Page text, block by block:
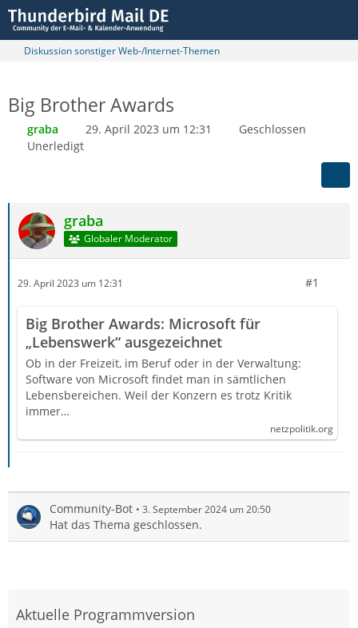
Diskussion sonstiger Web-/Internet-Themen
Big Brother Awards
graba 29. April 2023 um 12:31
Geschlossen
Unerledigt
graba
Globaler Moderator
29. April 2023 um 12:31 #1
Big Brother Awards: Microsoft für
„Lebenswerk“ ausgezeichnet
Ob in der Freizeit, im Beruf oder in der Verwaltung:
Software von Microsoft findet man in sämtlichen
Lebensbereichen. Weil der Konzern es trotz Kritik
immer…
netzpolitik.org
Community-Bot 3. September 2024 um 20:50
Hat das Thema geschlossen.
Aktuelle Programmversion